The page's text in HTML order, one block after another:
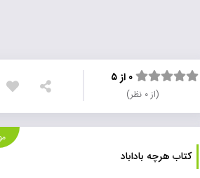
۰ از ۵
باداباد
موجود